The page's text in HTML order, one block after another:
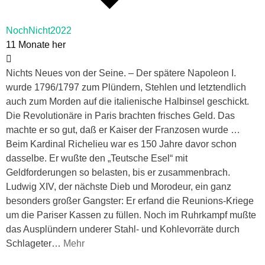
NochNicht2022
11 Monate her
Nichts Neues von der Seine. – Der spätere Napoleon I.
wurde 1796/1797 zum Plündern, Stehlen und letztendlich
auch zum Morden auf die italienische Halbinsel geschickt.
Die Revolutionäre in Paris brachten frisches Geld. Das
machte er so gut, daß er Kaiser der Franzosen wurde …
Beim Kardinal Richelieu war es 150 Jahre davor schon
dasselbe. Er wußte den „Teutsche Esel“ mit
Geldforderungen so belasten, bis er zusammenbrach.
Ludwig XIV, der nächste Dieb und Morodeur, ein ganz
besonders großer Gangster: Er erfand die Reunions-Kriege
um die Pariser Kassen zu füllen. Noch im Ruhrkampf mußte
das Ausplündern underer Stahl- und Kohlevorräte durch
Schlageter… Mehr